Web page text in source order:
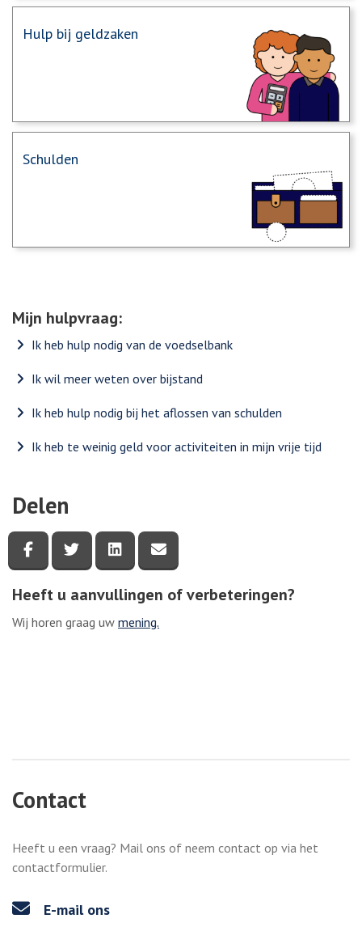
Hulp bij geldzaken
Schulden
Mijn hulpvraag:
Ik heb hulp nodig van de voedselbank
Ik wil meer weten over bijstand
Ik heb hulp nodig bij het aflossen van schulden
Ik heb te weinig geld voor activiteiten in mijn vrije tijd
Delen
Deel deze pagina via Facebook
Deel deze pagina via Twitter
Deel deze pagina via LinkedIn
Heeft u aanvullingen of verbeteringen?
Wij horen graag uw mening.
Contact
Heeft u een vraag? Mail ons of neem contact op via het
contactformulier.
E-mail ons